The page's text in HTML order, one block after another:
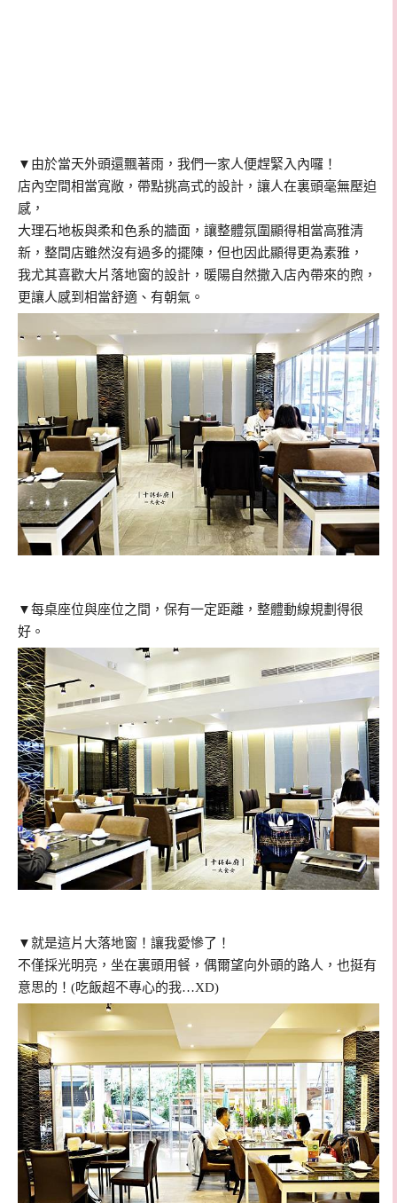
▼ 由於當天外頭還飄著雨，我們一家人便趕緊入內囉！
店內空間相當寬敞，帶點挑高式的設計，讓人在裏頭毫無壓迫
感，
大理石地板與柔和色系的牆面，讓整體氛圍顯得相當高雅清
新，整間店雖然沒有過多的擺陳，但也因此顯得更為素雅，
我尤其喜歡大片落地窗的設計，暖陽自然撒入店內帶來的煦，
更讓人感到相當舒適、有朝氣。
▼每桌座位與座位之間，保有一定距離，整體動線規劃得很
好。
▼就是這片大落地窗！讓我愛慘了！
不僅採光明亮，坐在裏頭用餐，偶爾望向外頭的路人，也挺有
意思的！(吃飯超不專心的我…XD)